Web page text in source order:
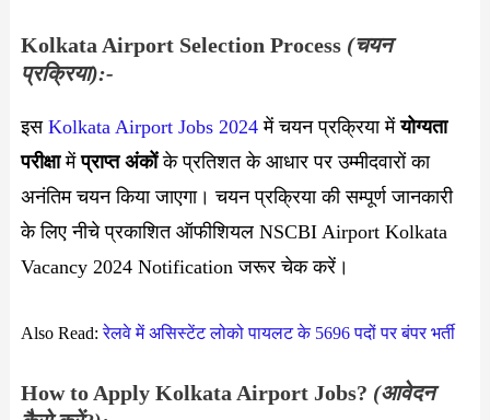
Kolkata Airport Selection Process (चयन
प्रक्रिया):-
इस Kolkata Airport Jobs 2024में चयन प्रक्रिया मेंयोग्यता
परीक्षामेंप्राप्त अंकोंके प्रतिशत के आधार पर उम्मीदवारों का
अनंतिम चयन किया जाएगा। चयन प्रक्रिया की सम्पूर्ण जानकारी
के लिए नीचे प्रकाशित ऑफीशियल NSCBI Airport Kolkata
Vacancy 2024Notification जरूर चेक करें।
Also Read:रेलवे में असिस्टेंट लोको पायलट के 5696 पदों पर बंपर भर्ती
How to Apply Kolkata Airport Jobs? (आवेदन